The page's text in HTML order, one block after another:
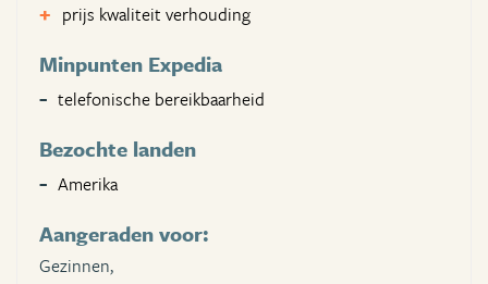
prijs kwaliteit verhouding
Minpunten Expedia
telefonische bereikbaarheid
Bezochte landen
Amerika
Aangeraden voor:
Gezinnen,